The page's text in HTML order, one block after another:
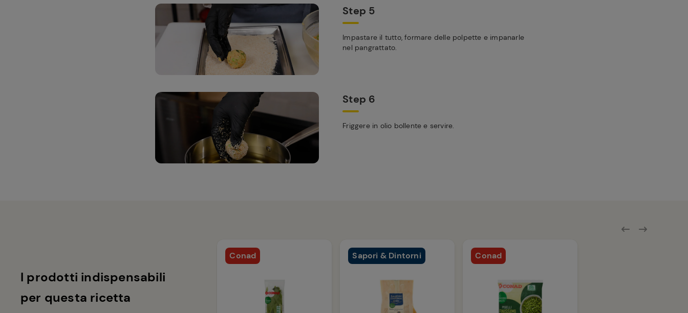
Step 5
Impastare il tutto, formare delle polpette e impanarle
nel pangrattato.
Step 6
Friggere in olio bollente e servire.
I prodotti indispensabili
per questa ricetta
Conad Sapori & Dintorni Conad